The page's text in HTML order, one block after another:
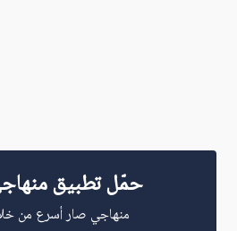
حمّل تطبيق
منهاجي صار أسرع من